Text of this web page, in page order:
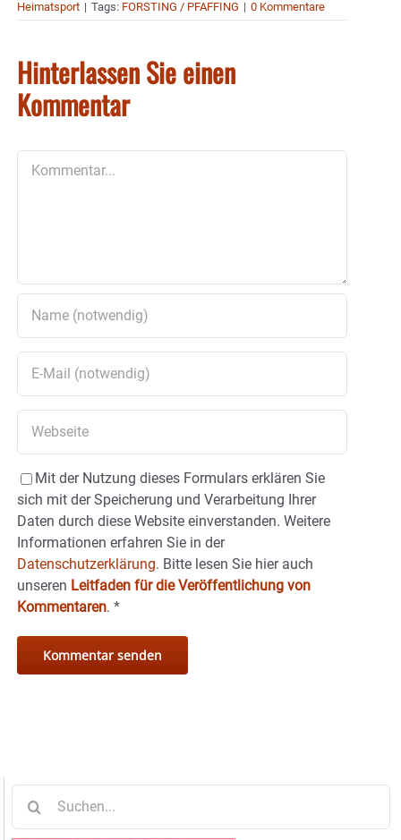
Heimatsport | Tags: FORSTING / PFAFFING | 0 Kommentare
Hinterlassen Sie einen
Kommentar
Mit der Nutzung dieses Formulars erklären Sie
sich mit der Speicherung und Verarbeitung Ihrer
Daten durch diese Website einverstanden. Weitere
Informationen erfahren Sie in der
Datenschutzerklärung. Bitte lesen Sie hier auch
unseren Leitfaden für die Veröffentlichung von
Kommentaren. *
nach: